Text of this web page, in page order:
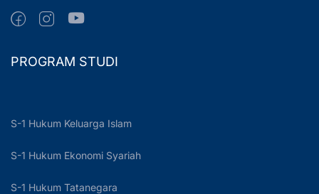
PROGRAM STUDI
S-1 Hukum Keluarga Islam
S-1 Hukum Ekonomi Syariah
S-1 Hukum Tatanegara